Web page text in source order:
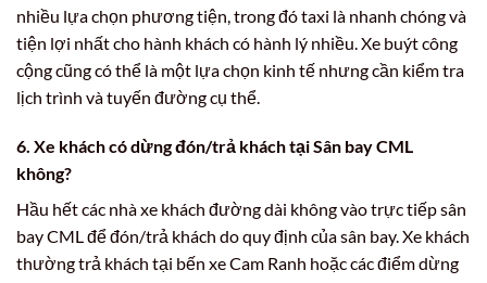
nhiều lựa chọn phương tiện, trong đó taxi là nhanh chóng và
tiện lợi nhất cho hành khách có hành lý nhiều. Xe buýt công
cộng cũng có thể là một lựa chọn kinh tế nhưng cần kiểm tra
lịch trình và tuyến đường cụ thể.
6. Xe khách có dừng đón/trả khách tại Sân bay CML
không?
Hầu hết các nhà xe khách đường dài không vào trực tiếp sân
bay CML để đón/trả khách do quy định của sân bay. Xe khách
thường trả khách tại bến xe Cam Ranh hoặc các điểm dừng